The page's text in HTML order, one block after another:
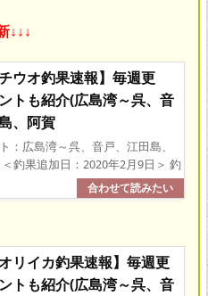
↓↓↓
チウオ釣果速報】毎週更
トも紹介(広島湾～呉、音
、阿賀
：広島湾～呉、音戸、江田島、
釣果追加日：2020年2月9日＞ 釣
オリイカ釣果速報】毎週更
トも紹介(広島湾～呉、音